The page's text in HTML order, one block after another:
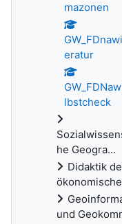
mazonen
eratur
lbstcheck
he Geogra...
Didaktik
und